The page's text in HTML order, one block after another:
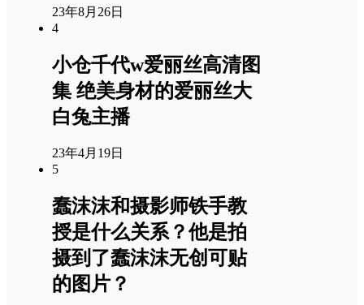
23年8月26日
4
小仓千代w爱丽丝高清图
集 绝美身材的爱丽丝大
白兔主播
23年4月19日
5
蠢沫沫和摄影师铁手教
授是什么关系？他是拍
摄到了蠢沫沫无创可贴
的图片？